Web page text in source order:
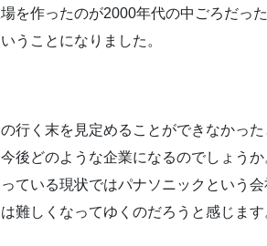
を作ったのが2000年代の中ごろだっ
うことになりました。
行く末を見定めることができなかっ
後どのような企業になるのでしょう
ている現状ではパナソニックという
難しくなってゆくのだろうと感じます